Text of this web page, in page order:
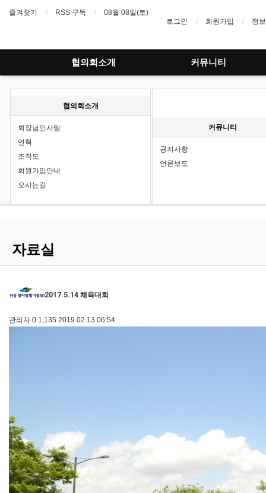
즐겨찾기 RSS 구독
08월 08일(토)
로그인
회원가입 정
협의회소개 커뮤니티
협의회소개
회장님인사말
연혁
조직도
회원가입안내
오시는길
커뮤니티
공지사항
언론보도
자료실
2017.5.14 체육대회
관리자 0 1,135 2019.02.13 06:54